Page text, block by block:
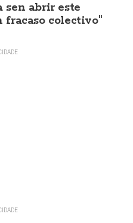
sen abrir este
fracaso colectivo"